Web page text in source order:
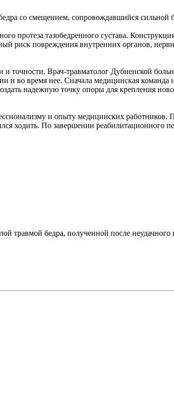
со смещением, сопровождавшийся сильной
протеза тазобедренного сустава.
риск повреждения внутренних органов,
и точности. Врач-травматолог Дубненской
во время нее. Сначала медицинская команда
надежную точку опоры для крепления
и опыту медицинских работников.
ходить. По завершении реабилитационного
травмой бедра, полученной после неудачного